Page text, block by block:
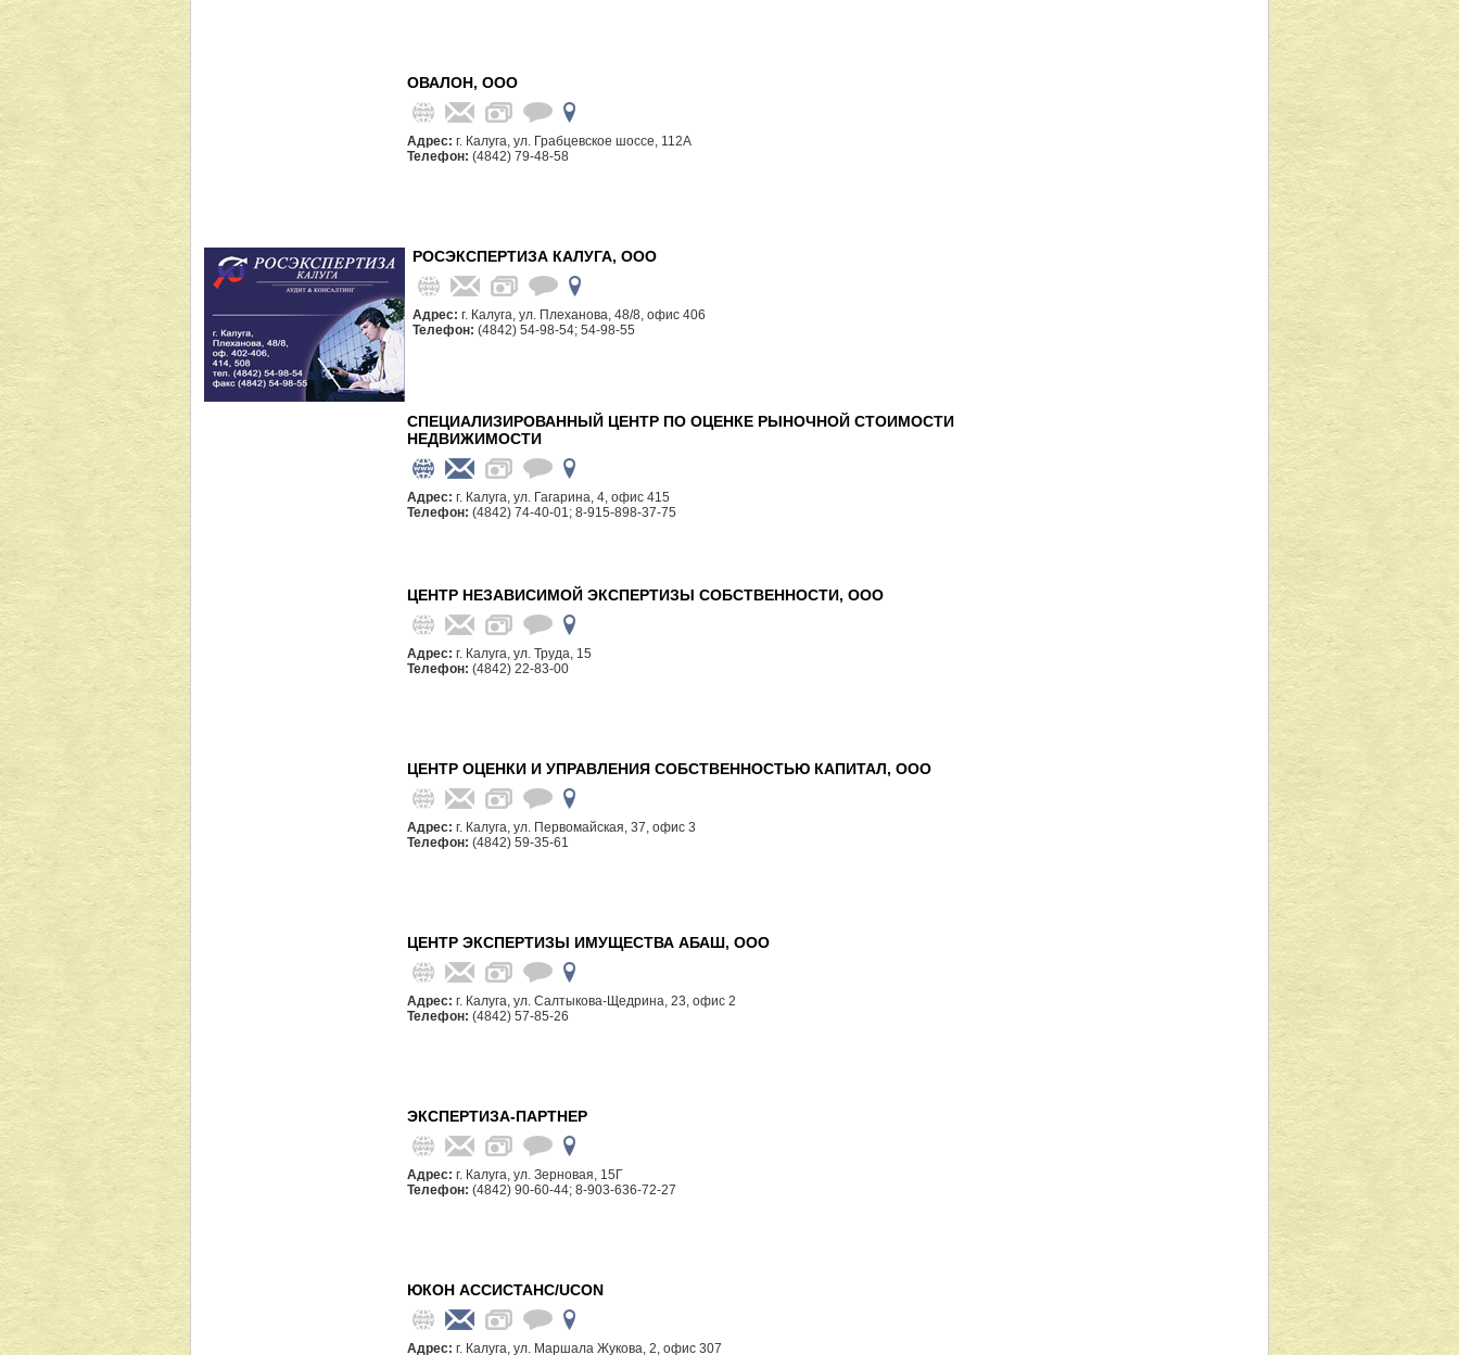
ОВАЛОН, ООО
Адрес: г. Калуга, ул. Грабцевское шоссе, 112А
Телефон: (4842) 79-48-58
РОСЭКСПЕРТИЗА КАЛУГА, ООО
Адрес: г. Калуга, ул. Плеханова, 48/8, офис 406
Телефон: (4842) 54-98-54; 54-98-55
СПЕЦИАЛИЗИРОВАННЫЙ ЦЕНТР ПО ОЦЕНКЕ РЫНОЧНОЙ СТОИМОСТИ
НЕДВИЖИМОСТИ
Адрес: г. Калуга, ул. Гагарина, 4, офис 415
Телефон: (4842) 74-40-01; 8-915-898-37-75
ЦЕНТР НЕЗАВИСИМОЙ ЭКСПЕРТИЗЫ СОБСТВЕННОСТИ, ООО
Адрес: г. Калуга, ул. Труда, 15
Телефон: (4842) 22-83-00
ЦЕНТР ОЦЕНКИ И УПРАВЛЕНИЯ СОБСТВЕННОСТЬЮ КАПИТАЛ, ООО
Адрес: г. Калуга, ул. Первомайская, 37, офис 3
Телефон: (4842) 59-35-61
ЦЕНТР ЭКСПЕРТИЗЫ ИМУЩЕСТВА АБАШ, ООО
Адрес: г. Калуга, ул. Салтыкова-Щедрина, 23, офис 2
Телефон: (4842) 57-85-26
ЭКСПЕРТИЗА-ПАРТНЕР
Адрес: г. Калуга, ул. Зерновая, 15Г
Телефон: (4842) 90-60-44; 8-903-636-72-27
ЮКОН АССИСТАНС/UCON
Адрес: г. Калуга, ул. Маршала Жукова, 2, офис 307